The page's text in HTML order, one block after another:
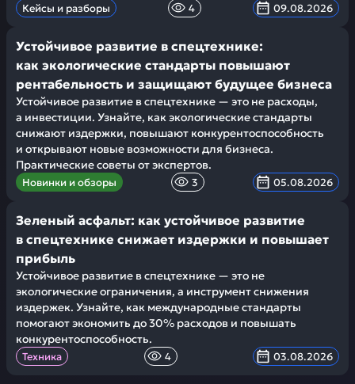
Кейсы и разборы 4 09.08.2026
Устойчивое развитие в спецтехнике:
как экологические стандарты повышают
рентабельность и защищают будущее бизнеса
Устойчивое развитие в спецтехнике — это не расходы,
а инвестиции. Узнайте, как экологические стандарты
снижают издержки, повышают конкурентоспособность
и открывают новые возможности для бизнеса.
Практические советы от экспертов.
Новинки и обзоры 3 05.08.2026
Зеленый асфальт: как устойчивое развитие
в спецтехнике снижает издержки и повышает
прибыль
Устойчивое развитие в спецтехнике — это не
экологические ограничения, а инструмент снижения
издержек. Узнайте, как международные стандарты
помогают экономить до 30% расходов и повышать
конкурентоспособность.
Техника 4 03.08.2026